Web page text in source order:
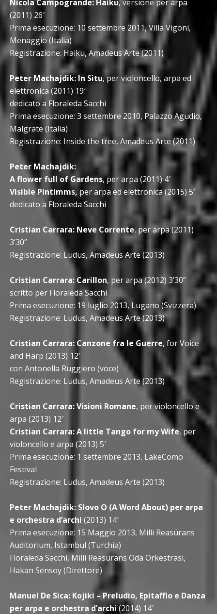
Nicola Campogrande: Haiku, versione per arpa
(2011) 26′
Prima esecuzione: 10 settembre 2011, Villa Vigoni,
Menaggio (Italia)
Registrazione: Haiku, Amadeus Arte (2011)
Peter Machajdik: In Situ, per violoncello, arpa ed
elettronica (2011) 19′
dedicato a Floraleda Sacchi
Prima esecuzione: 3 settembre 2010, Palazzo Agudio,
Malgrate (Italia)
Registrazione: Inside the tree, Amadeus Arte (2011)
Peter Machajdik:
A flower full of Gardens, per arpa (2011) 4′
Visible Pintimms, per arpa ed elettronica (2015) 5′
dedicato a Floraleda Sacchi
Cristian Carrara: Neve Corrente, per arpa (2011)
3’30”
Registrazione: Ludus, Amadeus Arte (2013)
Cristian Carrara: Carillon, per arpa (2012) 3’30”
scritto per Floraleda Sacchi
Prima esecuzione: 19 luglio 2013, Lugano (Svizzera)
Registrazione: Ludus, Amadeus Arte (2013)
Cristian Carrara: Canzone fra le Guerre, for Voice
and Harp (2013) 12′
con Antonella Ruggiero (voce)
Registrazione: Ludus, Amadeus Arte (2013)
Cristian Carrara: Visioni Romane, per violoncello e
arpa (2013) 12′
Cristian Carrara: A little Tango for my Wife, per
violoncello e arpa (2013) 5′
Prima esecuzione: 1 settembre 2013, LakeComo
Festival
Registrazione: Ludus, Amadeus Arte (2013)
Peter Machajdik: Slovo O (A Word About) per arpa
e orchestra d’archi (2013) 14′
Prima esecuzione: 15 Maggio 2013, Milli Reasürans
Auditorium, Istambul (Turchia)
Floraleda Sacchi, Milli Reasürans Oda Orkestrasi,
Hakan Sensoy (Direttore)
Manuel De Sica: Kojiki – Preludio, Epitaffio e Danza
per arpa e orchestra d’archi(2014) 14′